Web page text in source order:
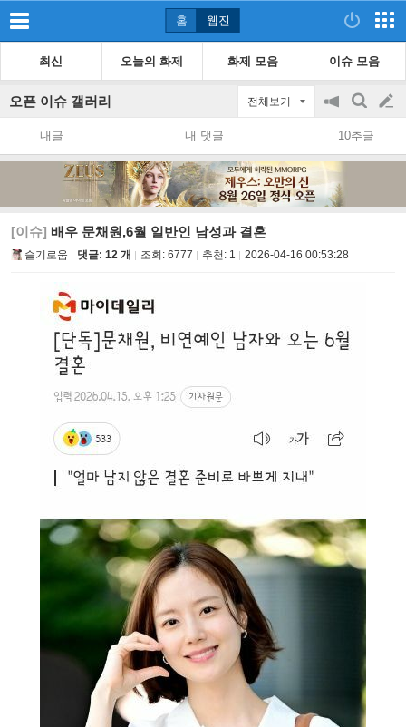
홈 웹진
최신 오늘의 화제 화제 모음 이슈 모음
오픈 이슈 갤러리 전체보기
공
지
on/off
검
색
글
쓰
내글 내 댓글 10추글
[이슈] 배우 문채원,6월 일반인 남성과 결혼
슬기로움 댓글: 12 개 조회: 6777 추천: 1 2026-04-16 00:53:28